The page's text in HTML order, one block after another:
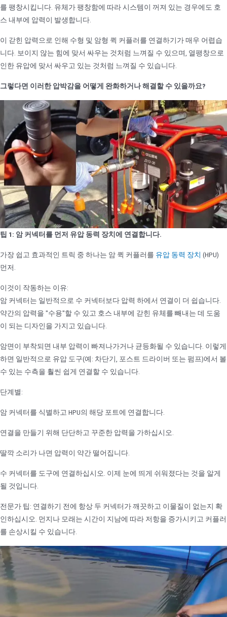
를 팽창시킵니다. 유체가 팽창함에 따라 시스템이 꺼져 있는 경우에도 호
스 내부에 압력이 발생합니다.
이 갇힌 압력으로 인해 수형 및 암형 퀵 커플러를 연결하기가 매우 어렵습
니다. 보이지 않는 힘에 맞서 싸우는 것처럼 느껴질 수 있으며, 열팽창으로
인한 유압에 맞서 싸우고 있는 것처럼 느껴질 수 있습니다.
그렇다면 이러한 압박감을 어떻게 완화하거나 해결할 수 있을까요?
팁 1: 암 커넥터를 먼저 유압 동력 장치에 연결합니다.
가장 쉽고 효과적인 트릭 중 하나는 암 퀵 커플러를 유압 동력 장치 (HPU)
먼저.
이것이 작동하는 이유:
암 커넥터는 일반적으로 수 커넥터보다 압력 하에서 연결이 더 쉽습니다.
약간의 압력을 "수용"할 수 있고 호스 내부에 갇힌 유체를 빼내는 데 도움
이 되는 디자인을 가지고 있습니다.
암면이 부착되면 내부 압력이 빠져나가거나 균등화될 수 있습니다. 이렇게
하면 일반적으로 유압 도구(예: 차단기, 포스트 드라이버 또는 펌프)에서 볼
수 있는 수측을 훨씬 쉽게 연결할 수 있습니다.
단계별:
암 커넥터를 식별하고 HPU의 해당 포트에 연결합니다.
연결을 만들기 위해 단단하고 꾸준한 압력을 가하십시오.
딸깍 소리가 나면 압력이 약간 떨어집니다.
수 커넥터를 도구에 연결하십시오. 이제 눈에 띄게 쉬워졌다는 것을 알게
될 것입니다.
전문가 팁: 연결하기 전에 항상 두 커넥터가 깨끗하고 이물질이 없는지 확
인하십시오. 먼지나 모래는 시간이 지남에 따라 저항을 증가시키고 커플러
를 손상시킬 수 있습니다.